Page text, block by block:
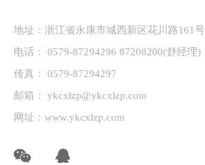
地址：浙江省永康市城西新区花川路161号
电话： 0579-87294296 87208200(舒经理)
传真： 0579-87294297
邮箱：
ykcxlzp@ykcxlzp.com
网址： www.ykcxlzp.com